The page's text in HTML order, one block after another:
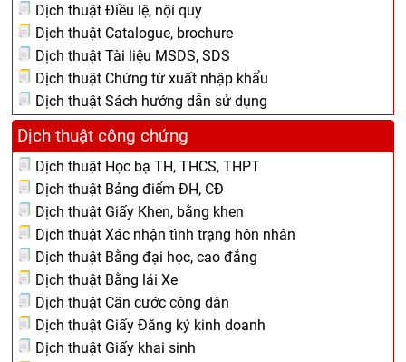
Dịch thuật Điều lệ, nội quy
Dịch thuật Catalogue, brochure
Dịch thuật Tài liệu MSDS, SDS
Dịch thuật Chứng từ xuất nhập khẩu
Dịch thuật Sách hướng dẫn sử dụng
Dịch thuật công chứng
Dịch thuật Học bạ TH, THCS, THPT
Dịch thuật Bảng điểm ĐH, CĐ
Dịch thuật Giấy Khen, bằng khen
Dịch thuật Xác nhận tình trạng hôn nhân
Dịch thuật Bằng đại học, cao đẳng
Dịch thuật Bằng lái Xe
Dịch thuật Căn cước công dân
Dịch thuật Giấy Đăng ký kinh doanh
Dịch thuật Giấy khai sinh